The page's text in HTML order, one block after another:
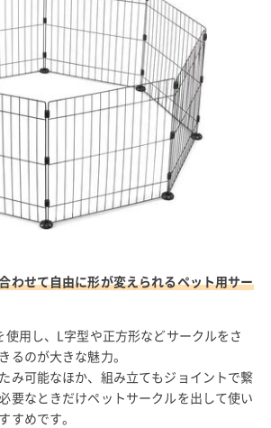
わせて自由に形が変えられるペット用サー
用し、L字型や正方形などサークルをさ
るのが大きな魅力。
み可能なほか、組み立てもジョイントで繋
要なときだけペットサークルを出して使い
すめです。